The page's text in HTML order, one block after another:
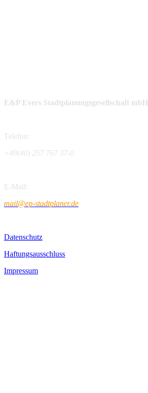
E&P Evers Stadtplanungsgesellschaft mbH
Telefon:
+49(40) 257 767 37-0
E-Mail:
mail@ep-stadtplaner.de
Datenschutz
Haftungsausschluss
Impressum